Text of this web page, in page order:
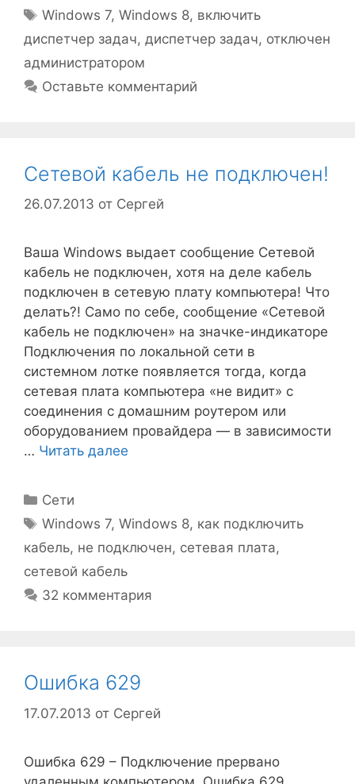
Метки
Windows 7,Windows 8, включить
диспетчер задач, диспетчер задач, отключен
администратором
Оставьте комментарий
Сетевой кабель не подключен!
26.07.2013 от Сергей
Ваша Windows выдает сообщение Сетевой
кабель не подключен, хотя на деле кабель
подключен в сетевую плату компьютера! Что
делать?! Само по себе, сообщение «Сетевой
кабель не подключен» на значке-индикаторе
Подключения по локальной сети в
системном лотке появляется тогда, когда
сетевая плата компьютера «не видит» с
соединения с домашним роутером или
оборудованием провайдера — в зависимости
… Читать далее
Рубрики
Сети
Метки
Windows 7,Windows 8, как подключить
кабель, не подключен, сетевая плата,
сетевой кабель
32 комментария
Ошибка 629
17.07.2013 от Сергей
Ошибка 629 – Подключение прервано